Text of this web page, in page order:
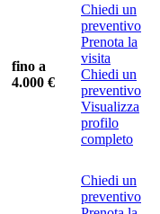
fino a
4.000 €
Chiedi un
preventivo
Prenota la
visita
Chiedi un
preventivo
Visualizza
profilo
completo
Chiedi un
preventivo